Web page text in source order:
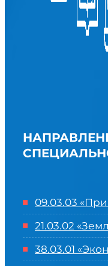
09.03.03
21.03.02
38.03.01